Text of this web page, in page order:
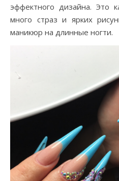
эффектного дизайна. Это
много страз и ярких
маникюр на длинные ногти.